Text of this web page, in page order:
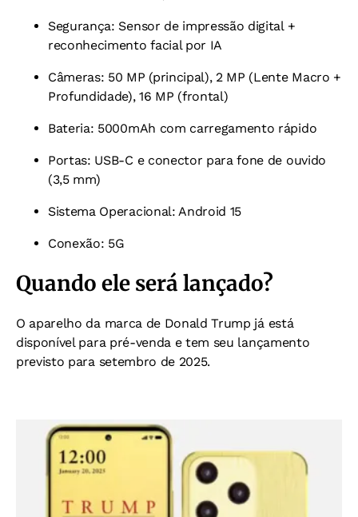
Segurança: Sensor de impressão digital +
reconhecimento facial por IA
Câmeras: 50 MP (principal), 2 MP (Lente Macro +
Profundidade), 16 MP (frontal)
Bateria: 5000mAh com carregamento rápido
Portas: USB-C e conector para fone de ouvido
(3,5 mm)
Sistema Operacional: Android 15
Conexão: 5G
Quando ele será lançado?
O aparelho da marca de Donald Trump já está
disponível para pré-venda e tem seu lançamento
previsto para setembro de 2025.